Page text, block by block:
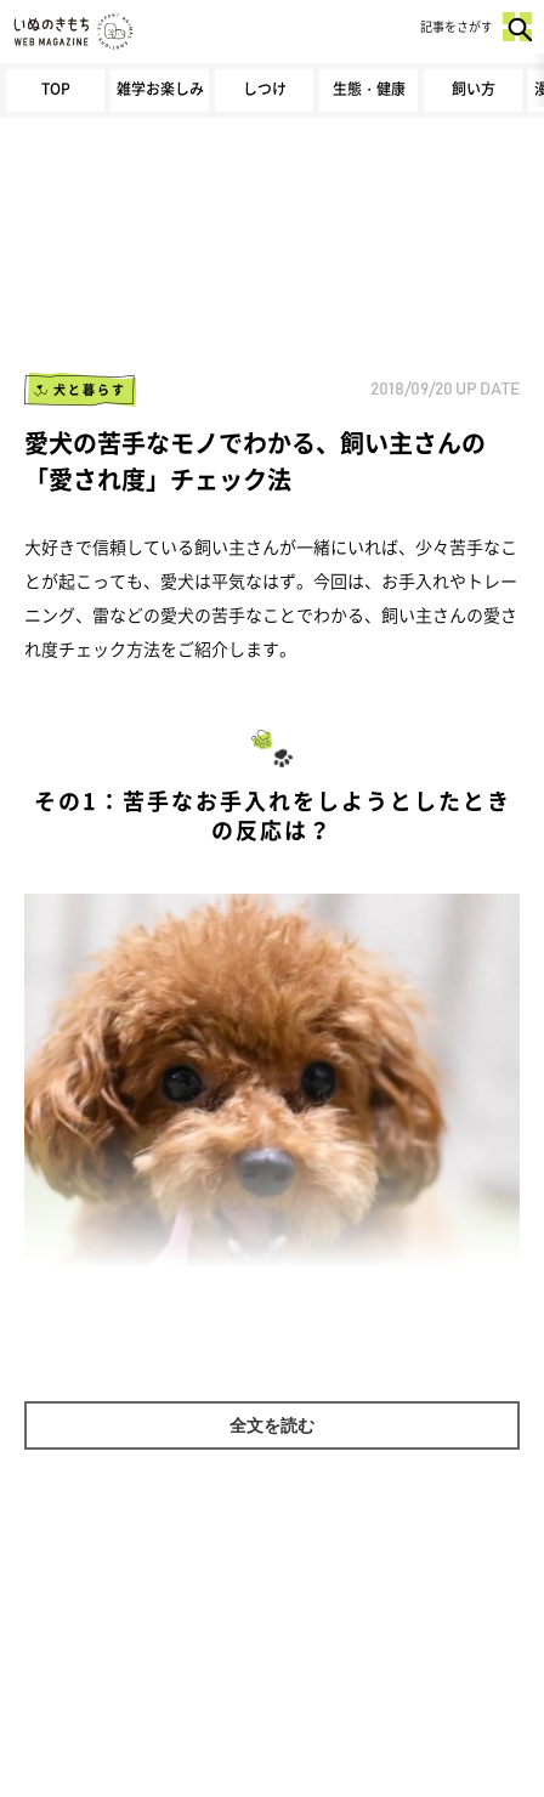
TOP 雑学お楽しみ しつけ 生態・健康 飼い方
記事をさがす
犬と暮らす 2018/09/20 UP DATE
愛犬の苦手なモノでわかる、飼い主さんの
「愛され度」チェック法
大好きで信頼している飼い主さんが一緒にいれば、少々苦手なこ
とが起こっても、愛犬は平気なはず。今回は、お手入れやトレー
ニング、雷などの愛犬の苦手なことでわかる、飼い主さんの愛さ
れ度チェック方法をご紹介します。
その1：苦手なお手入れをしようとしたとき
の反応は？
いぬのきもち投稿写真ギャラリー
全文を読む